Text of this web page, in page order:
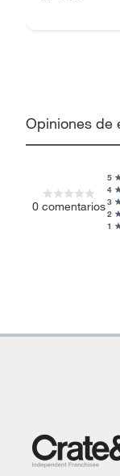
Opiniones de
0 comentarios
1
2
3
4
5